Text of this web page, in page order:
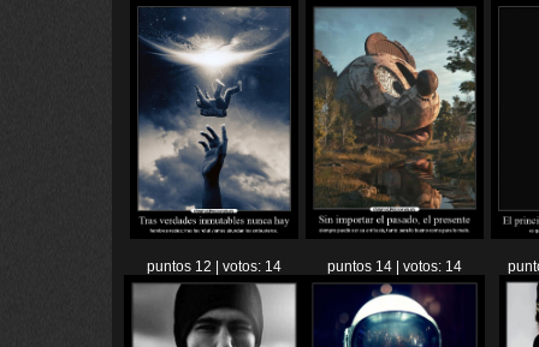
puntos 12 | votos: 14 puntos 14 | votos: 14